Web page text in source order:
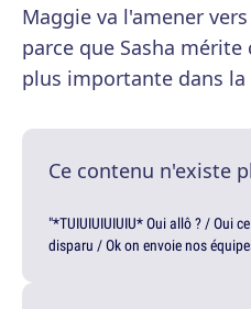
Maggie va l'amener
parce que Sasha
plus importante dans la
Ce contenu n'existe
"*TUIUIUIUIUIU* Oui allô ? / Oui
disparu / Ok on envoie nos